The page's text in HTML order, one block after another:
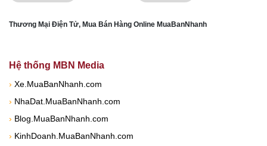
Thương Mại Điện Tử, Mua Bán Hàng Online MuaBanNhanh
Hệ thống MBN Media
› Xe.MuaBanNhanh.com
› NhaDat.MuaBanNhanh.com
› Blog.MuaBanNhanh.com
› KinhDoanh.MuaBanNhanh.com